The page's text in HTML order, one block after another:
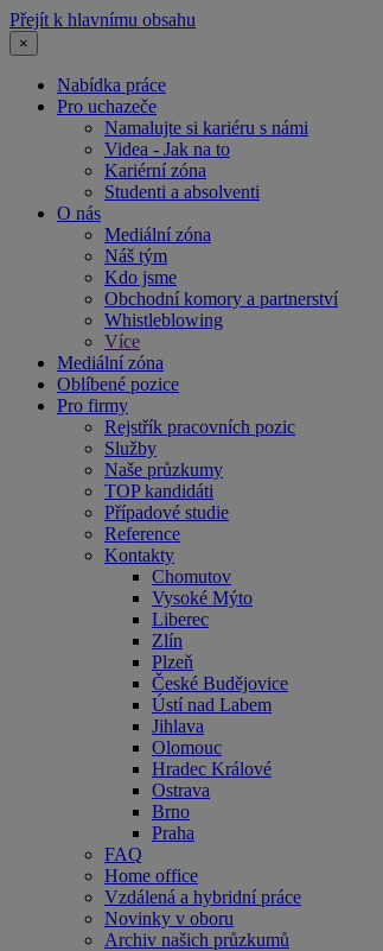
Přejít k hlavnímu obsahu
×
Nabídka práce
Pro uchazeče
Namalujte si kariéru s námi
Videa - Jak na to
Kariérní zóna
Studenti a absolventi
O nás
Mediální zóna
Náš tým
Kdo jsme
Obchodní komory a partnerství
Whistleblowing
Více
Mediální zóna
Oblíbené pozice
Pro firmy
Rejstřík pracovních pozic
Služby
Naše průzkumy
TOP kandidáti
Případové studie
Reference
Kontakty
Chomutov
Vysoké Mýto
Liberec
Zlín
Plzeň
České Budějovice
Ústí nad Labem
Jihlava
Olomouc
Hradec Králové
Ostrava
Brno
Praha
FAQ
Home office
Vzdálená a hybridní práce
Novinky v oboru
Archiv našich průzkumů